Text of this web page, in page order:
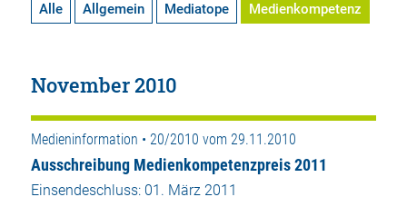
Alle Allgemein Mediatope Medienkompetenz
November 2010
Medieninformation • 20/2010 vom 29.11.2010
Ausschreibung Medienkompetenzpreis 2011
Einsendeschluss: 01. März 2011